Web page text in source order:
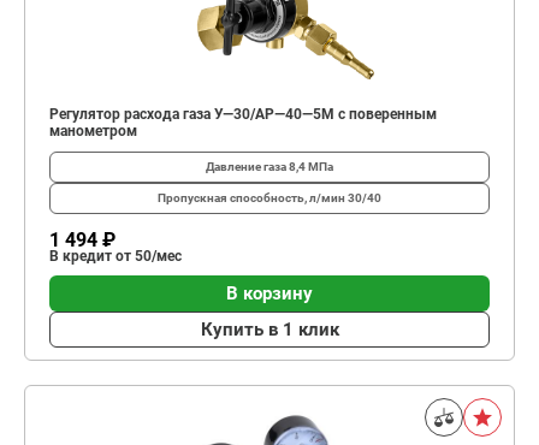
Регулятор расхода газа У—30/АР—40—5М с поверенным
манометром
Давление газа8,4 МПа
Пропускная способность, л/мин 30/40
1 494 ₽
В кредит от 50/мес
В корзину
Купить в 1 клик